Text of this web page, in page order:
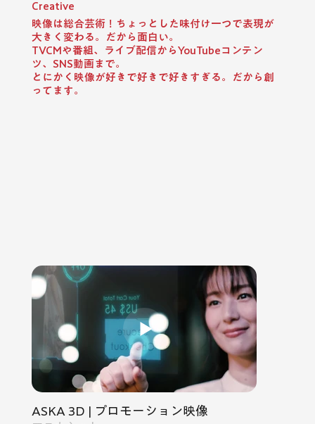
​Creative
映像は総合芸術！ちょっとした味付け一つで表現が
大きく変わる。だから面白い。
TVCMや番組、ライブ配信からYouTubeコンテン
ツ、SNS動画まで。
とにかく映像が好きで好きで好きすぎる。だから創
ってます。
ASKA 3D | プロモーション映像